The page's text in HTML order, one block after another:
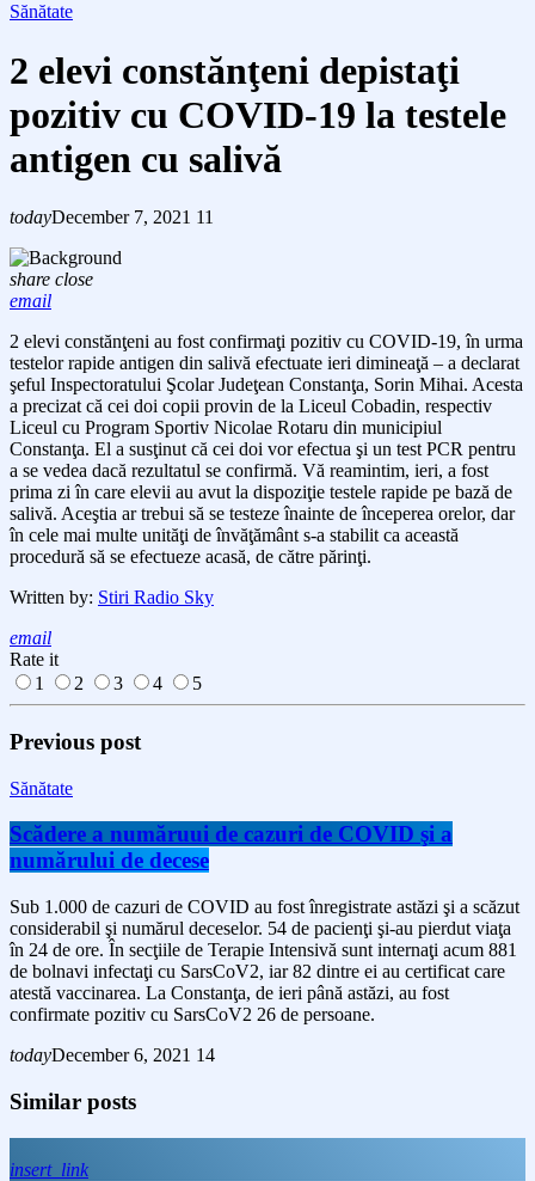
Sănătate
2 elevi constănţeni depistaţi
pozitiv cu COVID-19 la testele
antigen cu salivă
todayDecember 7, 2021 11
share close
email
2 elevi constănţeni au fost confirmaţi pozitiv cu COVID-19, în urma
testelor rapide antigen din salivă efectuate ieri dimineaţă – a declarat
şeful Inspectoratului Şcolar Judeţean Constanţa, Sorin Mihai. Acesta
a precizat că cei doi copii provin de la Liceul Cobadin, respectiv
Liceul cu Program Sportiv Nicolae Rotaru din municipiul
Constanţa. El a susţinut că cei doi vor efectua şi un test PCR pentru
a se vedea dacă rezultatul se confirmă. Vă reamintim, ieri, a fost
prima zi în care elevii au avut la dispoziţie testele rapide pe bază de
salivă. Aceştia ar trebui să se testeze înainte de începerea orelor, dar
în cele mai multe unităţi de învăţământ s-a stabilit ca această
procedură să se efectueze acasă, de către părinţi.
Written by: Stiri Radio Sky
email
Rate it
1
2 3 4 5
Previous post
Sănătate
Scădere a număruui de cazuri de COVID şi a
numărului de decese
Sub 1.000 de cazuri de COVID au fost înregistrate astăzi şi a scăzut
considerabil şi numărul deceselor. 54 de pacienţi şi-au pierdut viaţa
în 24 de ore. În secţiile de Terapie Intensivă sunt internaţi acum 881
de bolnavi infectaţi cu SarsCoV2, iar 82 dintre ei au certificat care
atestă vaccinarea. La Constanţa, de ieri până astăzi, au fost
confirmate pozitiv cu SarsCoV2 26 de persoane.
todayDecember 6, 2021 14
Similar posts
insert_link